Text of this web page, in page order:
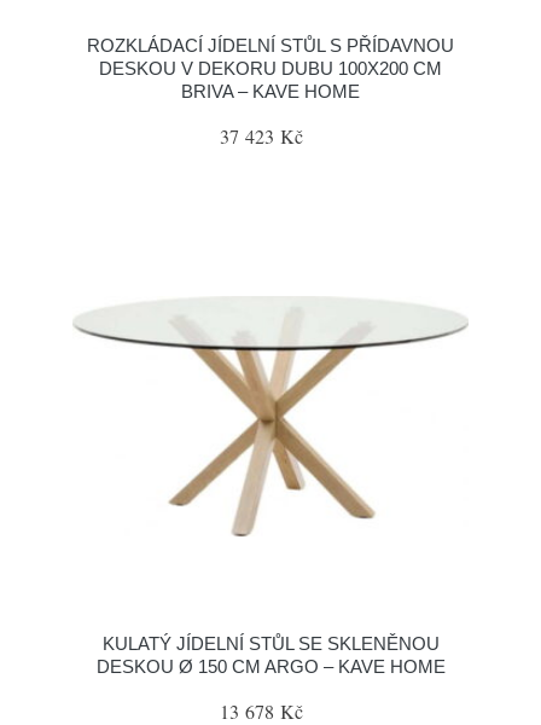
ROZKLÁDACÍ JÍDELNÍ STŮL S PŘÍDAVNOU
DESKOU V DEKORU DUBU 100X200 CM
BRIVA – KAVE HOME
37 423 Kč
KULATÝ JÍDELNÍ STŮL SE SKLENĚNOU
DESKOU Ø 150 CM ARGO – KAVE HOME
13 678 Kč